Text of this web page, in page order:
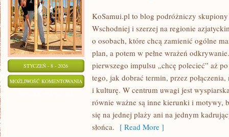
STYCZEŃ - 8 - 2026
MOŻLIWOŚĆ KOMENTOWANIA MALEDIWY
KoSamui.pl to blog podróżniczy
Wschodniej i szerzej na regionie
o osobach, które chcą zamienić ogólne
plan, a potem w pełne wrażeń
pierwszego impulsu „chcę polecieć” aż
tego, jak dobrać termin, przez
i kulturę. W centrum uwagi jest
równie ważne są inne kierunki i motywy,
się na jednej plaży ani na jednym
słońca. [ Read More ]